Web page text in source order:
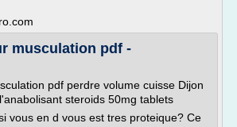
musculation pdf -
pdf perdre volume cuisse Dijon
steroids 50mg tablets
vous en d vous est tres proteique? Ce